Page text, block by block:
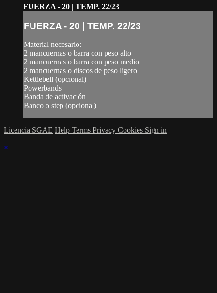
FUERZA - 20 | TEMP. 22/23
FUERZA - 20 | TEMP. 22/23
Material necesario:
2 mancuernas o barra con peso alto
2 mancuernas o barra con peso medio
2 mancuernas o discos de peso ligero
Kettlebell (opcional)
Powerbands
Banda de activación
Banco o step (opcional)
Licencia SGAE Help Terms Privacy Cookies Sign in
×